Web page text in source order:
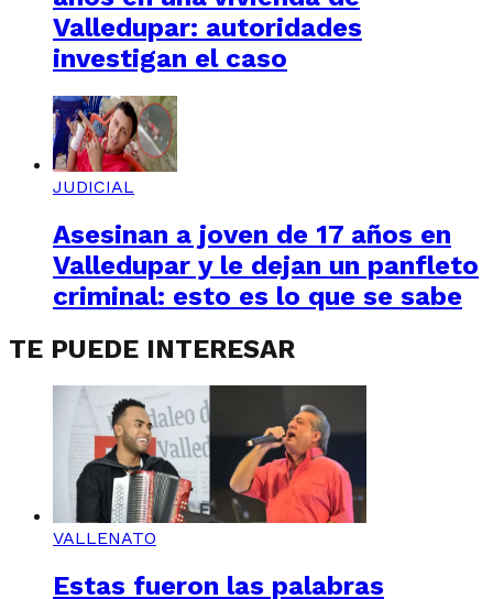
Valledupar: autoridades
investigan el caso
JUDICIAL
Asesinan a joven de 17 años en
Valledupar y le dejan un panfleto
criminal: esto es lo que se sabe
TE PUEDE INTERESAR
VALLENATO
Estas fueron las palabras